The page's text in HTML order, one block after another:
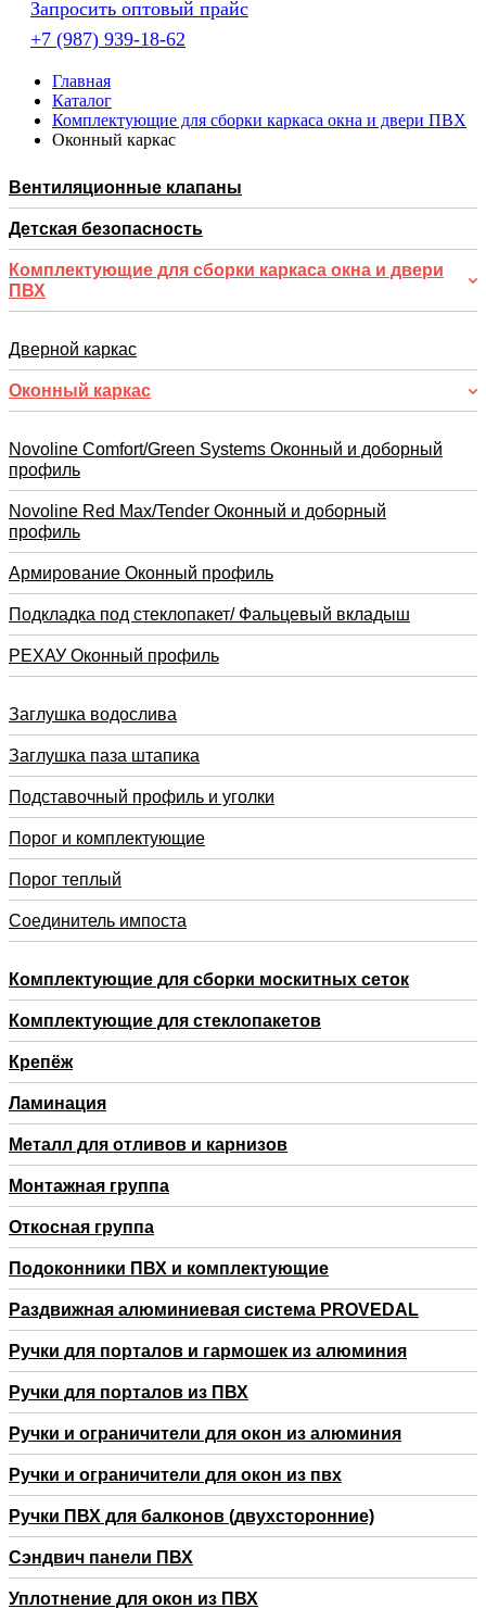
Запросить оптовый прайс
+7 (987) 939-18-62
Главная
Каталог
Комплектующие для сборки каркаса окна и двери ПВХ
Оконный каркас
Вентиляционные клапаны
Детская безопасность
Комплектующие для сборки каркаса окна и двери
ПВХ
Дверной каркас
Оконный каркас
Novoline Comfort/Green Systems Оконный и доборный
профиль
Novoline Red Max/Tender Оконный и доборный
профиль
Армирование Оконный профиль
Подкладка под стеклопакет/ Фальцевый вкладыш
РЕХАУ Оконный профиль
Заглушка водослива
Заглушка паза штапика
Подставочный профиль и уголки
Порог и комплектующие
Порог теплый
Соединитель импоста
Комплектующие для сборки москитных сеток
Комплектующие для стеклопакетов
Крепёж
Ламинация
Металл для отливов и карнизов
Монтажная группа
Откосная группа
Подоконники ПВХ и комплектующие
Раздвижная алюминиевая система PROVEDAL
Ручки для порталов и гармошек из алюминия
Ручки для порталов из ПВХ
Ручки и ограничители для окон из алюминия
Ручки и ограничители для окон из пвх
Ручки ПВХ для балконов (двухсторонние)
Сэндвич панели ПВХ
Уплотнение для окон из ПВХ